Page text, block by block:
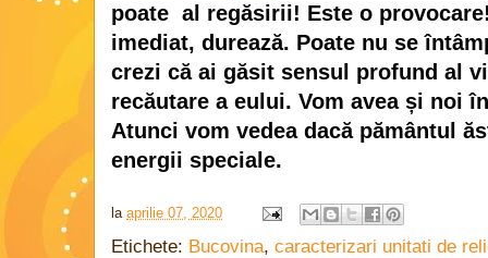
poate  al regăsirii! Este o
imediat, durează. Poate nu se
crezi că ai găsit sensul profund al
recăutare a eului. Vom avea și noi
Atunci vom vedea dacă pământul
energii speciale.
la aprilie 07, 2020
Etichete: Bucovina, caracterizari unitati de